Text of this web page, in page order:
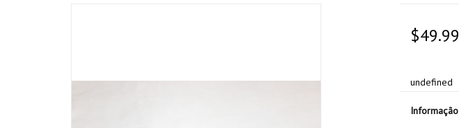
$49.99
undefined
Informação